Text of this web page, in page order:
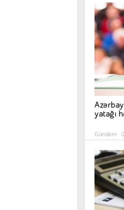
yatağı
Gündəm